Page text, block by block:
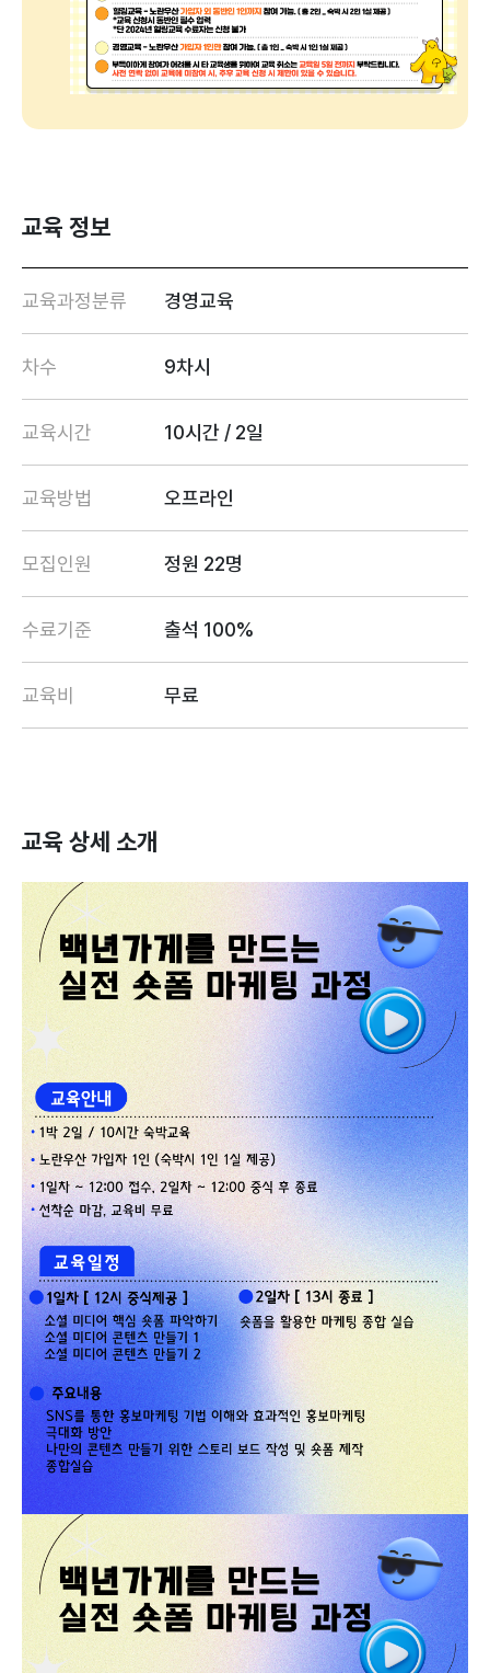
교육 정보
교육과정분류 경영교육
차수 9차시
교육시간 10시간 / 2일
교육방법 오프라인
모집인원 정원 22명
수료기준 출석 100%
교육비 무료
교육 상세 소개